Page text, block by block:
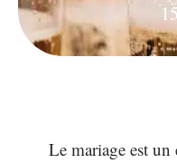
Le mariage est un